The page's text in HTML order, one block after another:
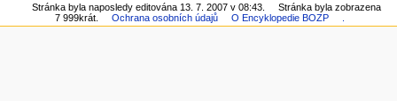
Stránka byla naposledy editována 13. 7. 2007 v 08:43.
Stránka byla zobrazena
7 999krát.
Ochrana osobních údajů O Encyklopedie BOZP